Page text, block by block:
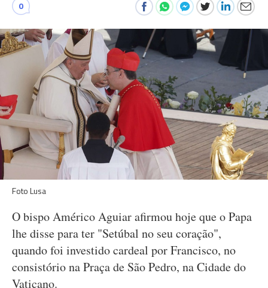
0
Foto Lusa
O bispo Américo Aguiar afirmou hoje que o Papa
lhe disse para ter "Setúbal no seu coração",
quando foi investido cardeal por Francisco, no
consistório na Praça de São Pedro, na Cidade do
Vaticano.